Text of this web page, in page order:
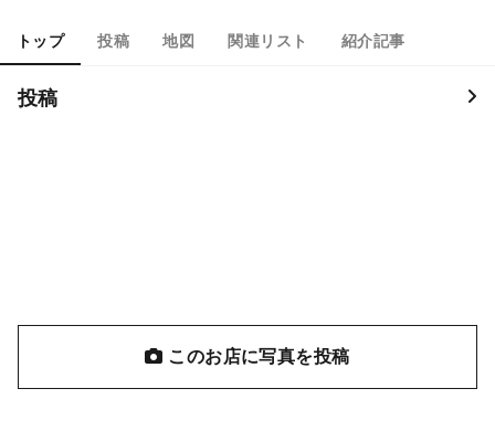
トップ 投稿 地図 関連リスト 紹介記事
投稿
このお店に写真を投稿